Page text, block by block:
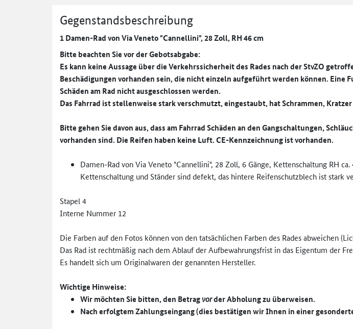
Gegenstandsbeschreibung
1 Damen-Rad von Via Veneto "Cannellini", 28 Zoll, RH 46 cm
Bitte beachten Sie vor der Gebotsabgabe:
Es kann keine Aussage über die Verkehrssicherheit des Rades nach der StvZO
Beschädigungen vorhanden sein, die nicht einzeln aufgeführt werden können.
Schäden am Rad nicht ausgeschlossen werden.
Das Fahrrad ist stellenweise stark verschmutzt, eingestaubt, hat Schrammen,
Bitte gehen Sie davon aus, dass am Fahrrad Schäden an den Gangschaltungen,
vorhanden sind. Die Reifen haben keine Luft. CE-Kennzeichnung ist vorhanden.
Damen-Rad von Via Veneto "Cannellini", 28 Zoll, 6 Gänge, Kettenschaltung RH
Kettenschaltung und Ständer sind defekt, das hintere Reifenschutzblech ist stark
Stapel 4
Interne Nummer 12
Die Farben auf den Fotos können von den tatsächlichen Farben des Rades abweichen
Das Rad ist rechtmäßig nach dem Ablauf der Aufbewahrungsfrist in das Eigentum der
Es handelt sich um Originalwaren der genannten Hersteller.
Wichtige Hinweise:
Wir möchten Sie bitten, den Betragvorder Abholung zu überweisen.
Nach erfolgtem Zahlungseingang (dies bestätigen wir Ihnen in einer